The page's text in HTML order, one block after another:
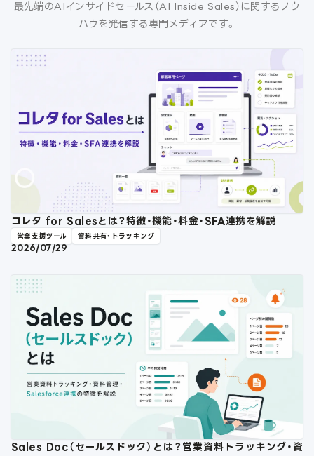
最先端のAIインサイドセールス（AI Inside Sales）に関するノウ
ハウを発信する専門メディアです。
コレタ for Salesとは？特徴・機能・料金・SFA連携を解説
営業支援ツール 資料共有・トラッキング
2026/07/29
Sales Doc（セールスドック）とは？営業資料トラッキング・資